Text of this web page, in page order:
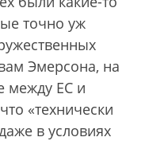
точно уж
Эмерсона, на
между ЕС и
«технически
в условиях